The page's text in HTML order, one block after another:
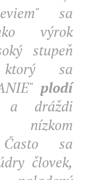
sa
výrok
stupeň
ktorý sa
plodí
a dráždi
Často sa
človek,